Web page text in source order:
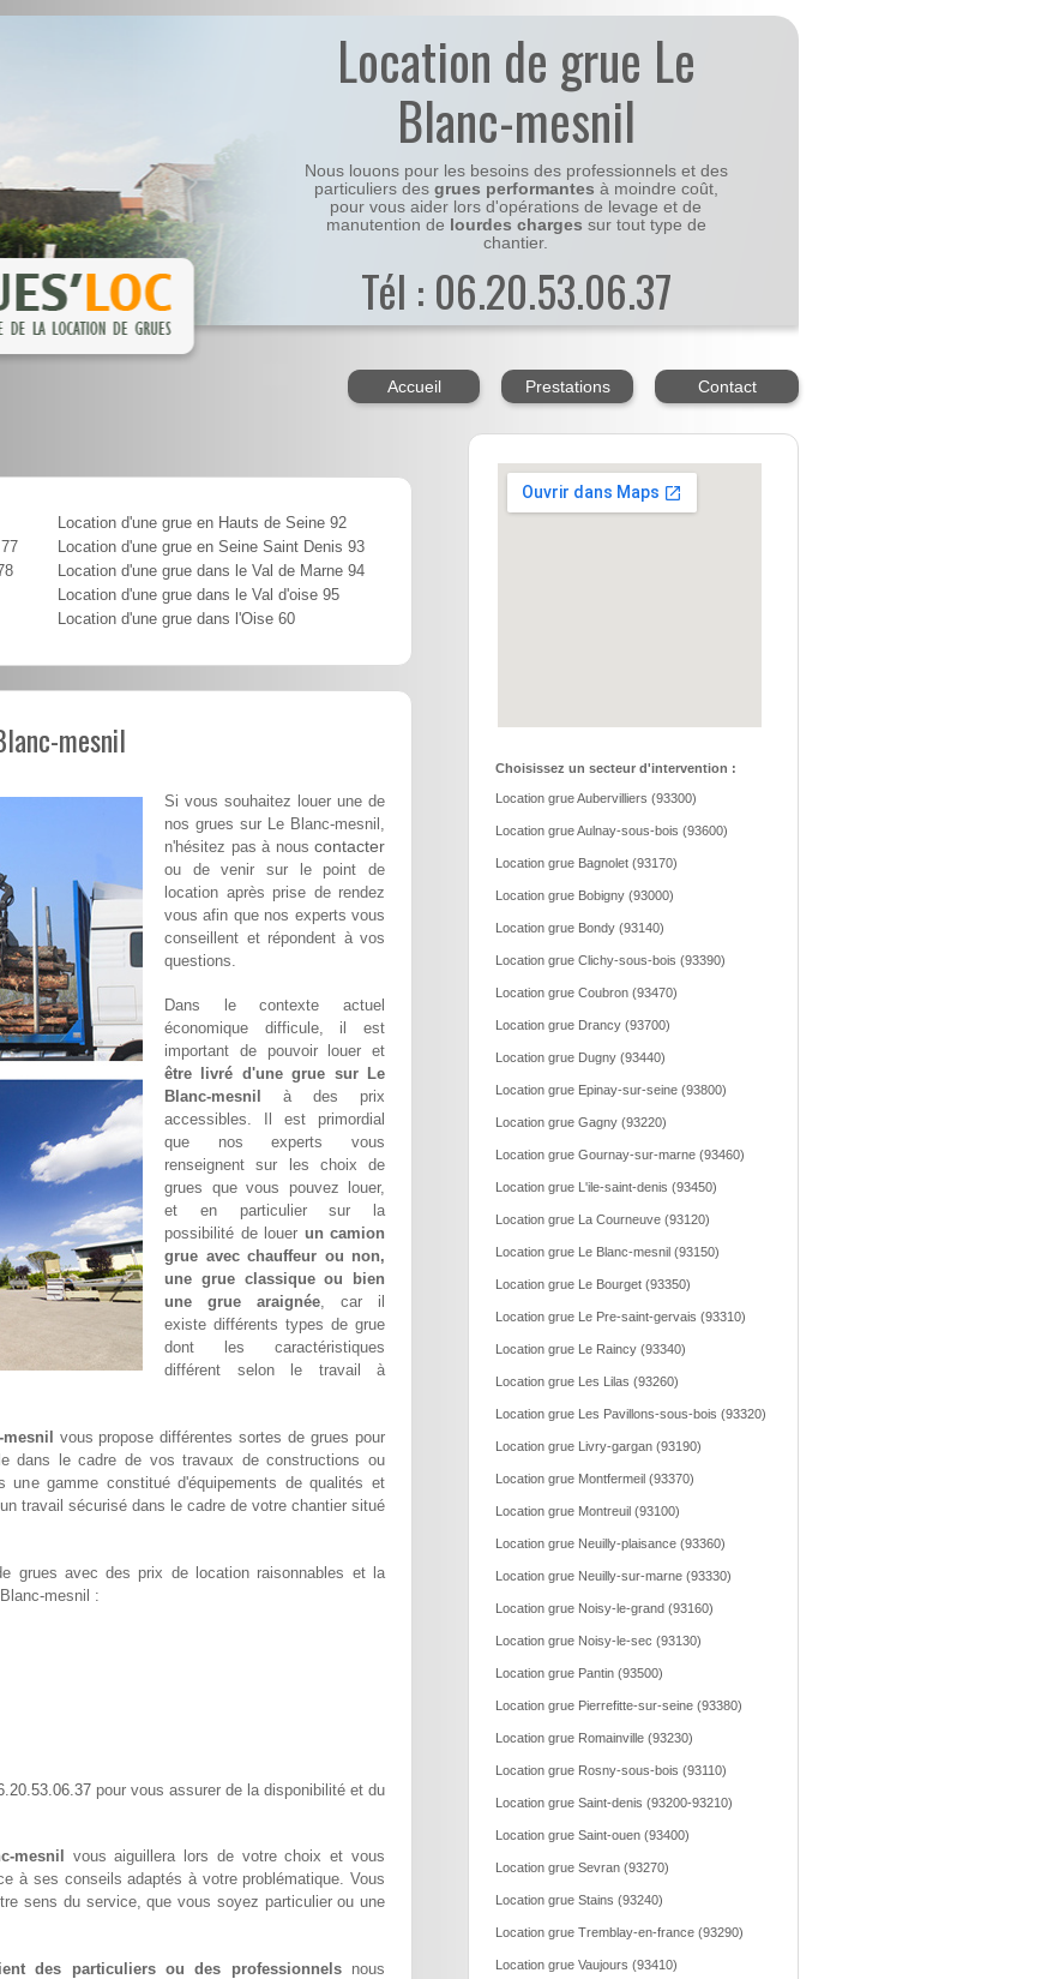
Location de grue Le
Blanc-mesnil
Nous louons pour les besoins des professionnels et des
particuliers des grues performantes à moindre coût,
pour vous aider lors d'opérations de levage et de
manutention de lourdes charges sur tout type de
chantier.
Tél : 06.20.53.06.37
Accueil Prestations Contact
Location d'une grue en Hauts de Seine 92
Location d'une grue en Seine Saint Denis 93
Location d'une grue dans le Val de Marne 94
Location d'une grue dans le Val d'oise 95
Location d'une grue dans l'Oise 60
mesnil
Si vous souhaitez louer une de
nos grues sur Le Blanc-mesnil,
n'hésitez pas à nous contacter
ou de venir sur le point de
location après prise de rendez
vous afin que nos experts vous
conseillent et répondent à vos
questions.
Dans le contexte actuel
économique difficule, il est
important de pouvoir louer et
être livré d'une grue sur Le
Blanc-mesnil
à des prix
accessibles. Il est primordial
que nos experts vous
renseignent sur les choix de
grues que vous pouvez louer,
et en particulier sur la
possibilité de louer un camion
grue avec chauffeur ou non,
une grue classique ou bien
une grue araignée, car il
existe différents types de grue
dont les caractéristiques
différent selon le travail à
vous propose différentes sortes de grues pour
dans le cadre de vos travaux de constructions ou
une gamme constitué d'équipements de qualités et
travail sécurisé dans le cadre de votre chantier situé
grues avec des prix de location raisonnables et la
mesnil :
pour vous assurer de la disponibilité et du
mesnil
vous aiguillera lors de votre choix et vous
à ses conseils adaptés à votre problématique. Vous
sens du service, que vous soyez particulier ou une
des particuliers ou des professionnelsnous
Choisissez un secteur d'intervention :
Location grue Aubervilliers (93300)
Location grue Aulnay-sous-bois (93600)
Location grue Bagnolet (93170)
Location grue Bobigny (93000)
Location grue Bondy (93140)
Location grue Clichy-sous-bois (93390)
Location grue Coubron (93470)
Location grue Drancy (93700)
Location grue Dugny (93440)
Location grue Epinay-sur-seine (93800)
Location grue Gagny (93220)
Location grue Gournay-sur-marne (93460)
Location grue L'ile-saint-denis (93450)
Location grue La Courneuve (93120)
Location grue Le Blanc-mesnil (93150)
Location grue Le Bourget (93350)
Location grue Le Pre-saint-gervais (93310)
Location grue Le Raincy (93340)
Location grue Les Lilas (93260)
Location grue Les Pavillons-sous-bois (93320)
Location grue Livry-gargan (93190)
Location grue Montfermeil (93370)
Location grue Montreuil (93100)
Location grue Neuilly-plaisance (93360)
Location grue Neuilly-sur-marne (93330)
Location grue Noisy-le-grand (93160)
Location grue Noisy-le-sec (93130)
Location grue Pantin (93500)
Location grue Pierrefitte-sur-seine (93380)
Location grue Romainville (93230)
Location grue Rosny-sous-bois (93110)
Location grue Saint-denis (93200-93210)
Location grue Saint-ouen (93400)
Location grue Sevran (93270)
Location grue Stains (93240)
Location grue Tremblay-en-france (93290)
Location grue Vaujours (93410)